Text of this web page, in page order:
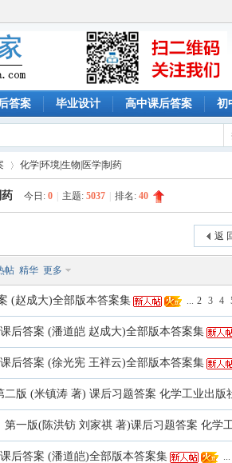
答案 毕业设计 高中课后答案 初
化学|环境|生物|医学|制药
今日: 0 主题: 5037 排名: 40
返
帖 精华 更多
(赵成大)全部版本答案集 ... 2 3 4
后答案 (潘道皑 赵成大)全部版本答案集
后答案 (徐光宪 王祥云)全部版本答案集
二版 (米镇涛 著) 课后习题答案 化学工业出版
第一版(陈洪钫 刘家祺 著)课后习题答案 化学
后答案 (潘道皑)全部版本答案集 ...